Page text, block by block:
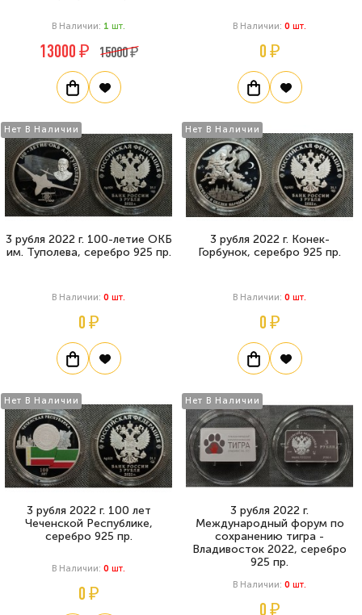
В Наличии: 1 Шт.
13000 ₽ 15000 ₽
В Наличии: 0 Шт.
0 ₽
Нет В Наличии
3 рубля 2022 г. 100-летие ОКБ
им. Туполева, серебро 925 пр.
В Наличии: 0 Шт.
0 ₽
Нет В Наличии
3 рубля 2022 г. Конек-
Горбунок, серебро 925 пр.
В Наличии: 0 Шт.
0 ₽
Нет В Наличии
3 рубля 2022 г. 100 лет
Чеченской Республике,
серебро 925 пр.
В Наличии: 0 Шт.
0 ₽
Нет В Наличии
3 рубля 2022 г.
Международный форум по
сохранению тигра -
Владивосток 2022, серебро
925 пр.
В Наличии: 0 Шт.
0 ₽